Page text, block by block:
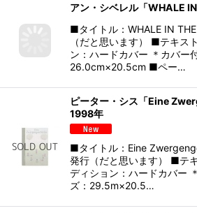
アン・シベレル「WHALE
■タイトル：WHALE IN
（だと思います） ■テキス
ン：ハードカバー ＊カバー
26.0cm×20.5cm ■ペー…
ピーター・シス「Eine
1998年
■タイトル：Eine
発行（だと思います） ■テ
ディション：ハードカバー
ズ：29.5m×20.5…